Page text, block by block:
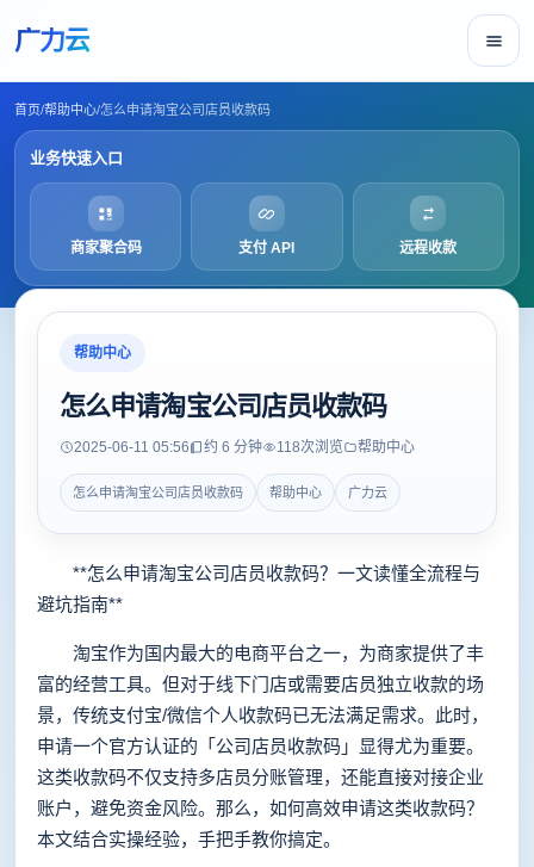
广力云
首页/帮助中心/怎么申请淘宝公司店员收款码
业务快速入口
商家聚合码 支付 API 远程收款
帮助中心
怎么申请淘宝公司店员收款码
2025-06-11 05:56 约 6 分钟 118次浏览 帮助中心
怎么申请淘宝公司店员收款码 帮助中心 广力云
**怎么申请淘宝公司店员收款码？一文读懂全流程与
避坑指南**
淘宝作为国内最大的电商平台之一，为商家提供了丰
富的经营工具。但对于线下门店或需要店员独立收款的场
景，传统支付宝/微信个人收款码已无法满足需求。此时，
申请一个官方认证的「公司店员收款码」显得尤为重要。
这类收款码不仅支持多店员分账管理，还能直接对接企业
账户，避免资金风险。那么，如何高效申请这类收款码？
本文结合实操经验，手把手教你搞定。